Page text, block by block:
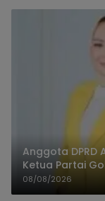
Anggota DPRD
Ketua Partai
08/08/2026